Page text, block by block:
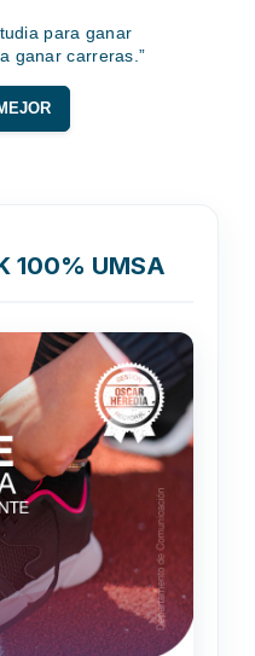
para ganar
ganar carreras.”
100% UMSA